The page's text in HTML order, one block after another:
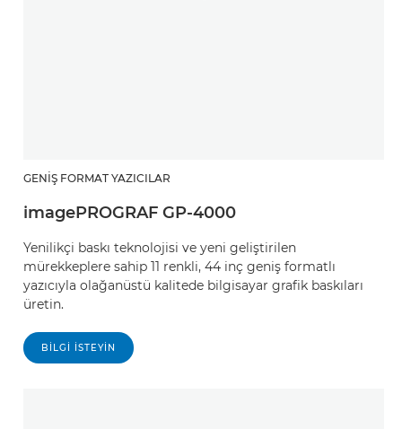
GENIŞ FORMAT YAZICILAR
imagePROGRAF GP-4000
Yenilikçi baskı teknolojisi ve yeni geliştirilen
mürekkeplere sahip 11 renkli, 44 inç geniş formatlı
yazıcıyla olağanüstü kalitede bilgisayar grafik baskıları
üretin.
BILGI ISTEYIN